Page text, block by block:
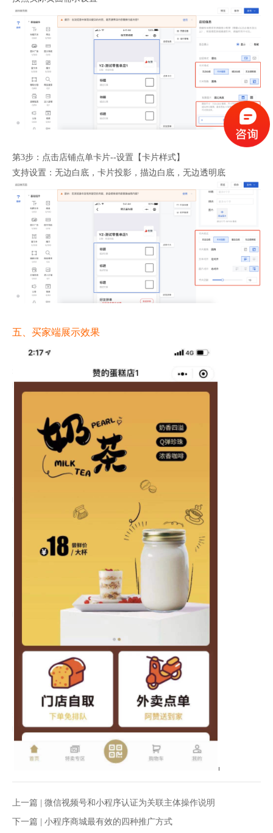
第3步：点击店铺点单卡片--设置【卡片样式】
支持设置：无边白底，卡片投影，描边白底，无边透明底
五、买家端展示效果
上一篇 | 微信视频号和小程序认证为关联主体操作说明
下一篇 | 小程序商城最有效的四种推广方式